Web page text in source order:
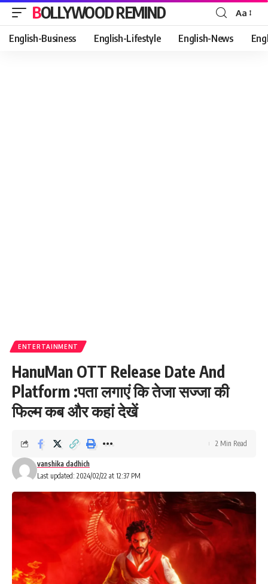
BOLLYWOOD REMIND
Font
Resizer
Aa
English-Business English-Lifestyle English-News
ENTERTAINMENT
HanuMan OTT Release Date And
Platform :पता लगाएं कि तेजा सज्जा की
फिल्म कब और कहां देखें
Last updated: 2024/02/22 at 12:37 PM
vanshika dadhich
2 Min Read